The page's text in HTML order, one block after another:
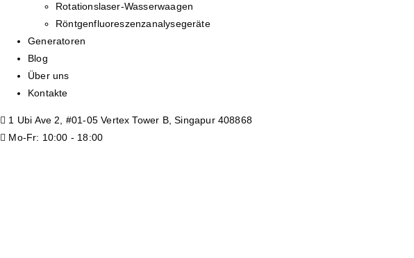
Rotationslaser-Wasserwaagen
Röntgenfluoreszenzanalysegeräte
Generatoren
Blog
Über uns
Kontakte
1 Ubi Ave 2, #01-05 Vertex Tower B, Singapur 408868
Mo-Fr: 10:00 - 18:00